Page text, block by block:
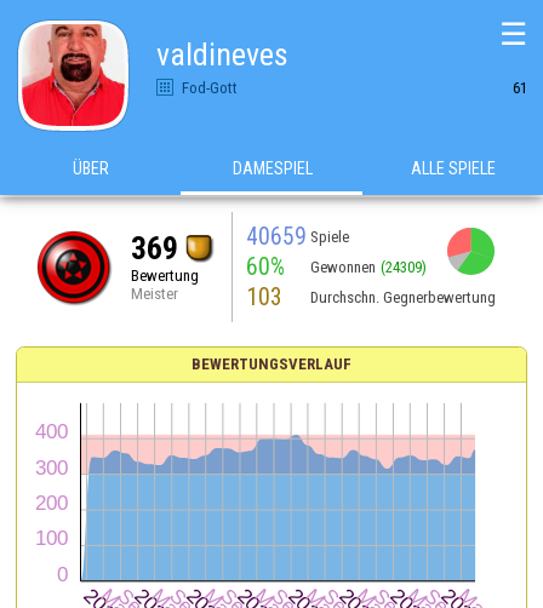
valdineves
Fod-Gott 61
☰
ÜBER DAMESPIEL ALLE SPIELE
369
Bewertung
Meister
40659 Spiele
60% Gewonnen (24309)
103 Durchschn. Gegnerbewertung
BEWERTUNGSVERLAUF